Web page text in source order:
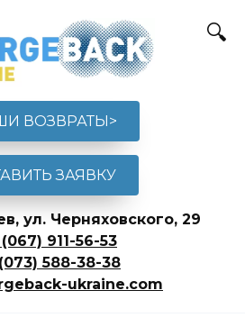
ВОЗВРАТЫ>
ЗАЯВКУ
ул. Черняховского, 29
911-56-53
588-38-38
ukraine.com